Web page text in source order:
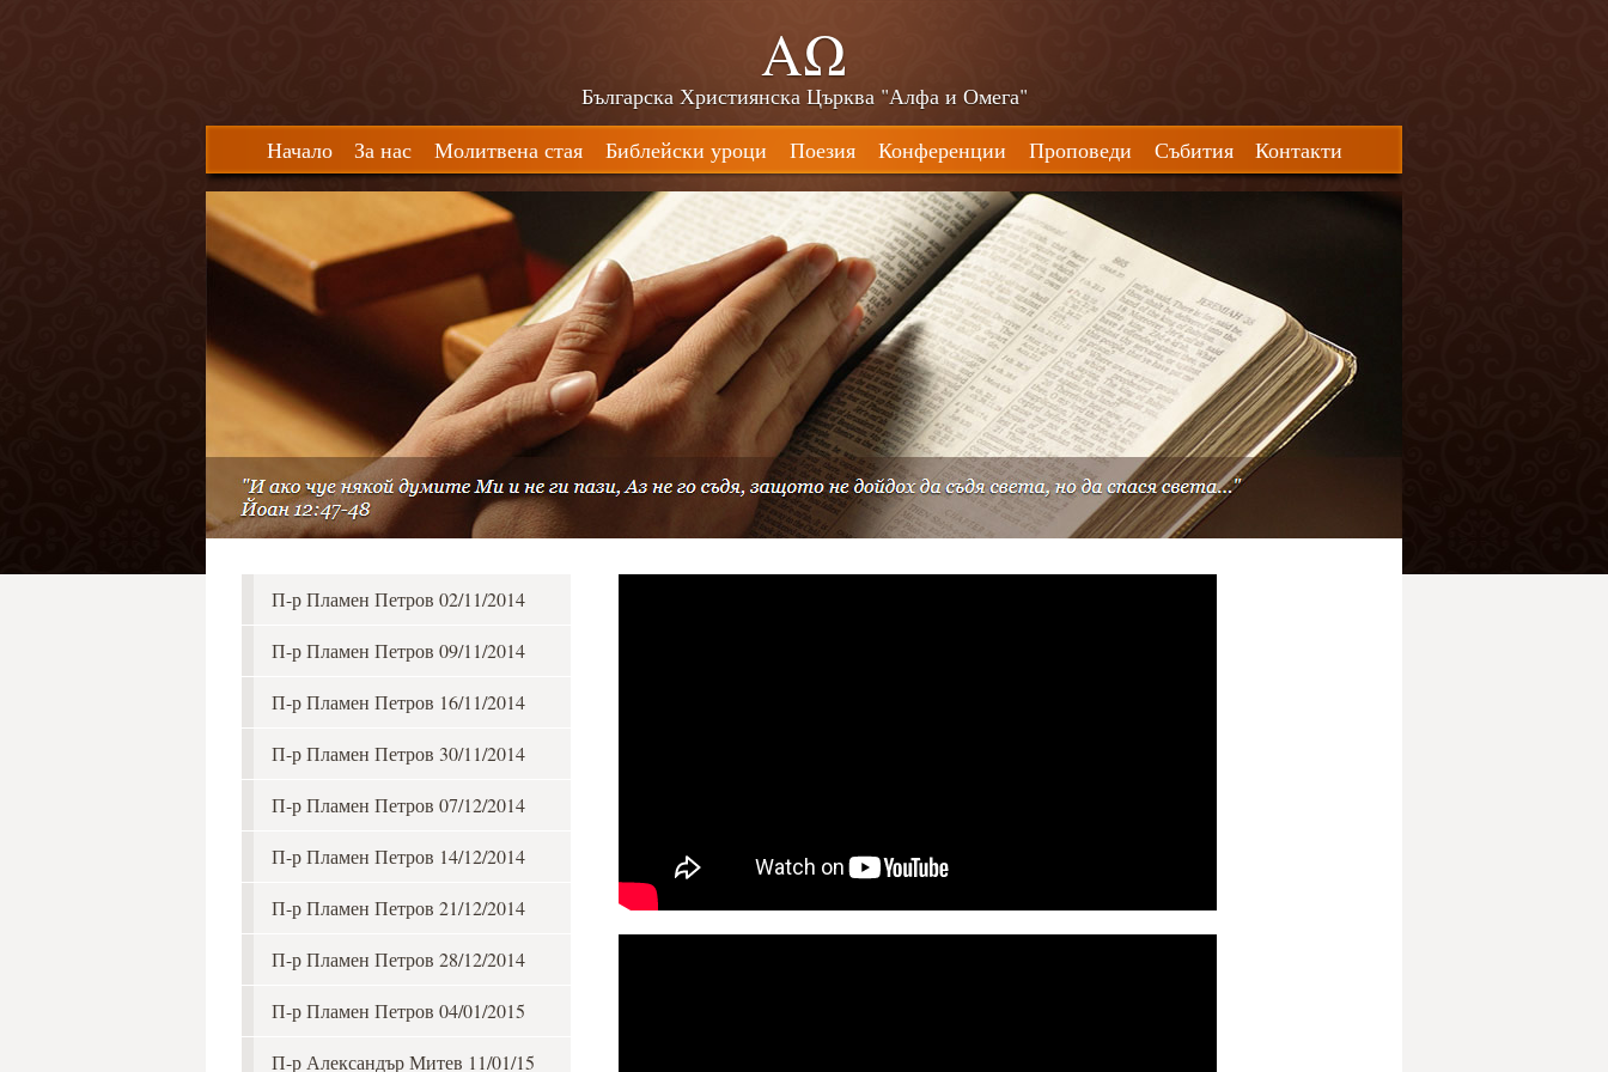
ΑΩ
Българска Християнска Църква "Алфа и Омега"
Начало
За нас Молитвена стая Библейски уроци Поезия Конференции Проповеди Събития Контакти
П-р Пламен Петров 02/11/2014
П-р Пламен Петров 09/11/2014
П-р Пламен Петров 16/11/2014
П-р Пламен Петров 30/11/2014
П-р Пламен Петров 07/12/2014
П-р Пламен Петров 14/12/2014
П-р Пламен Петров 21/12/2014
П-р Пламен Петров 28/12/2014
П-р Пламен Петров 04/01/2015
П-р Александър Митев 11/01/15